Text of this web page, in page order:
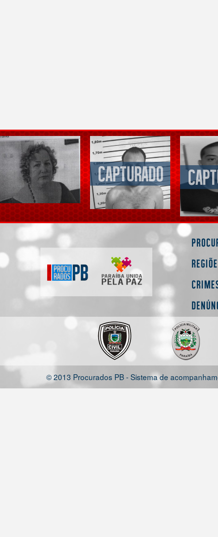
© 2013 Procurados PB - Sistema de